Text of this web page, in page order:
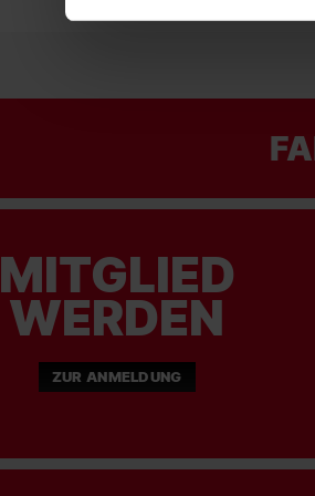
MITGLIED
WERDEN
ZUR ANMELDUNG